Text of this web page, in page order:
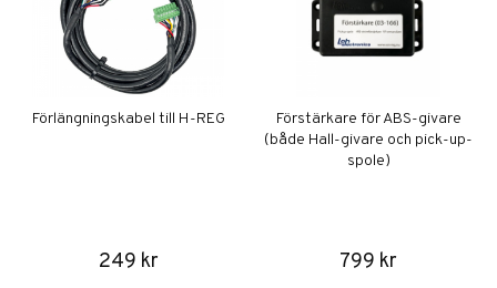
Förlängningskabel till H-REG
249 kr
Förstärkare för ABS-givare
(både Hall-givare och pick-up-
spole)
799 kr